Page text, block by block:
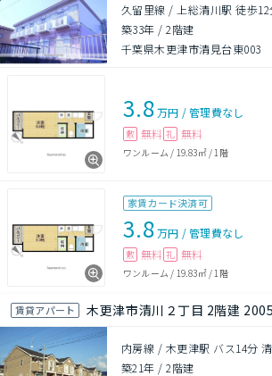
久留里線 / 上総清川駅 徒歩12
築33年 /2階建
千葉県木更津市清見台東003
3.8万円 /管理費なし
敷 無料 礼 無料
ワンルーム / 19.83㎡/ 1階
家賃カード決済可
3.8万円 /管理費なし
敷 無料 礼 無料
ワンルーム / 19.83㎡/1階
賃貸アパート 木更津市清川２丁目 2階建
内房線 / 木更津駅 バス14分
築21年 /2階建